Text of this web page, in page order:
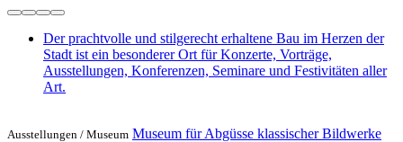
Der prachtvolle und stilgerecht erhaltene Bau im Herzen der
Stadt ist ein besonderer Ort für Konzerte, Vorträge,
Ausstellungen, Konferenzen, Seminare und Festivitäten aller
Art.
Ausstellungen / Museum Museum für Abgüsse klassischer Bildwerke